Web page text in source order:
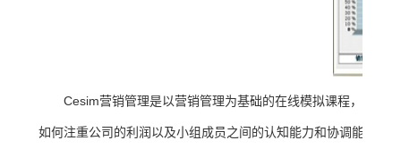
Cesim营销管理是以营销管理为基础的在线模拟课程，通过
如何注重公司的利润以及小组成员之间的认知能力和协调能力。